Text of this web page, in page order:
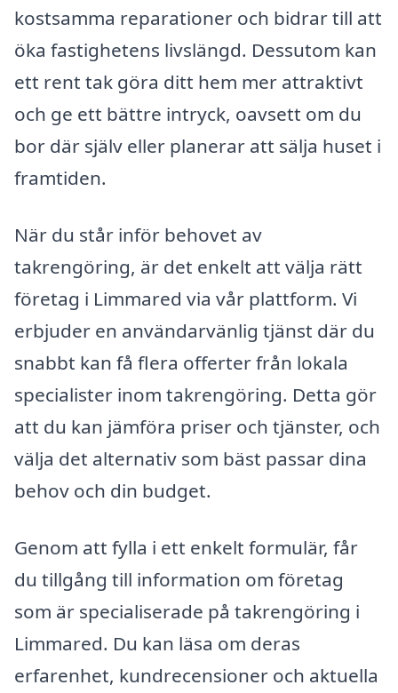
kostsamma reparationer och bidrar till att
öka fastighetens livslängd. Dessutom kan
ett rent tak göra ditt hem mer attraktivt
och ge ett bättre intryck, oavsett om du
bor där själv eller planerar att sälja huset i
framtiden.
När du står inför behovet av
takrengöring, är det enkelt att välja rätt
företag i Limmared via vår plattform. Vi
erbjuder en användarvänlig tjänst där du
snabbt kan få flera offerter från lokala
specialister inom takrengöring. Detta gör
att du kan jämföra priser och tjänster, och
välja det alternativ som bäst passar dina
behov och din budget.
Genom att fylla i ett enkelt formulär, får
du tillgång till information om företag
som är specialiserade på takrengöring i
Limmared. Du kan läsa om deras
erfarenhet, kundrecensioner och aktuella